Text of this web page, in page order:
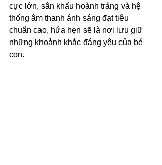
cực lớn, sân khấu hoành tráng và hệ
thống âm thanh ánh sáng đạt tiêu
chuẩn cao, hứa hẹn sẽ là nơi lưu giữ
những khoảnh khắc đáng yêu của bé
con.